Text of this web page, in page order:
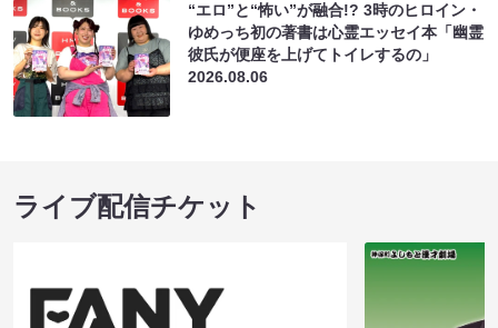
“エロ”と“怖い”が融合!? 3時のヒロイン・
ゆめっち初の著書は心霊エッセイ本「幽霊
彼氏が便座を上げてトイレするの」
2026.08.06
ライブ配信チケット